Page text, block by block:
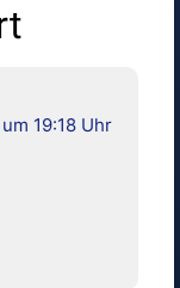
19:18 Uhr